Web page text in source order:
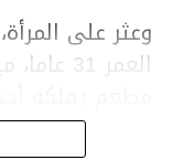
وعثر على
العمر
ووفقا لتقرير